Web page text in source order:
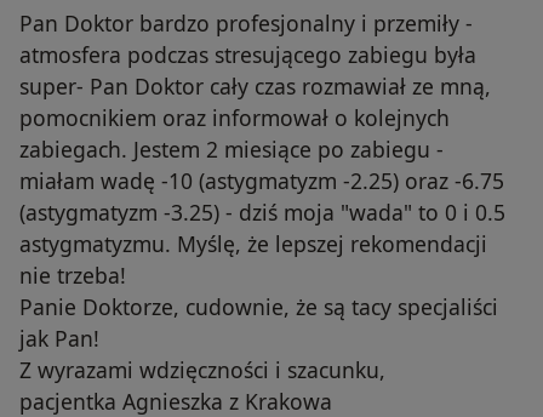
Pan Doktor bardzo profesjonalny i przemiły -
atmosfera podczas stresującego zabiegu była
super- Pan Doktor cały czas rozmawiał ze mną,
pomocnikiem oraz informował o kolejnych
zabiegach. Jestem 2 miesiące po zabiegu -
miałam wadę -10 (astygmatyzm -2.25) oraz -6.75
(astygmatyzm -3.25) - dziś moja "wada" to 0 i 0.5
astygmatyzmu. Myślę, że lepszej rekomendacji
nie trzeba!
Panie Doktorze, cudownie, że są tacy specjaliści
jak Pan!
Z wyrazami wdzięczności i szacunku,
pacjentka Agnieszka z Krakowa